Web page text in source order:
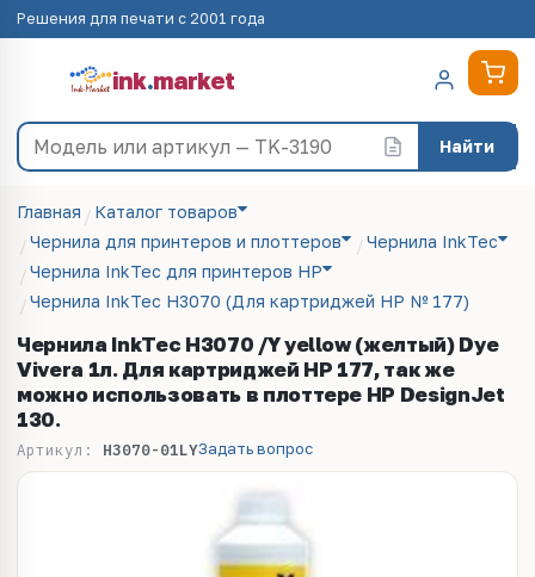
Решения для печати с 2001 года
ink.market
Найти
Главная
Каталог товаров
Чернила для принтеров и плоттеров
Чернила InkTec
Чернила InkTec для принтеров HP
Чернила InkTec H3070 (Для картриджей HP № 177)
Чернила InkTec H3070 /Y yellow (желтый) Dye
Vivera 1л. Для картриджей HP 177, так же
можно использовать в плоттере НР DesignJet
130.
Артикул: H3070-01LYЗадать вопрос